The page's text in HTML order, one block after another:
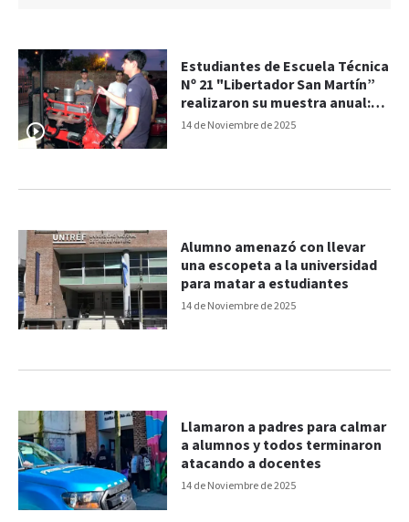
14 de Noviembre de 2025
Estudiantes de Escuela Técnica
Nº 21 "Libertador San Martín”
realizaron su muestra anual:
cortometrajes, motores y
14 de Noviembre de 2025
Alumno amenazó con llevar
una escopeta a la universidad
para matar a estudiantes
14 de Noviembre de 2025
Llamaron a padres para calmar
a alumnos y todos terminaron
atacando a docentes